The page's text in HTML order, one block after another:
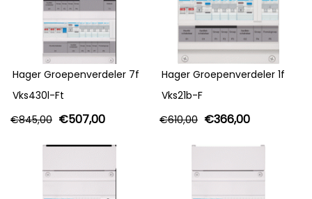
Hager Groepenverdeler 7f
Vks430l-Ft
€845,00 €507,00
Hager Groepenverdeler 1f
Vks21b-F
€610,00 €366,00